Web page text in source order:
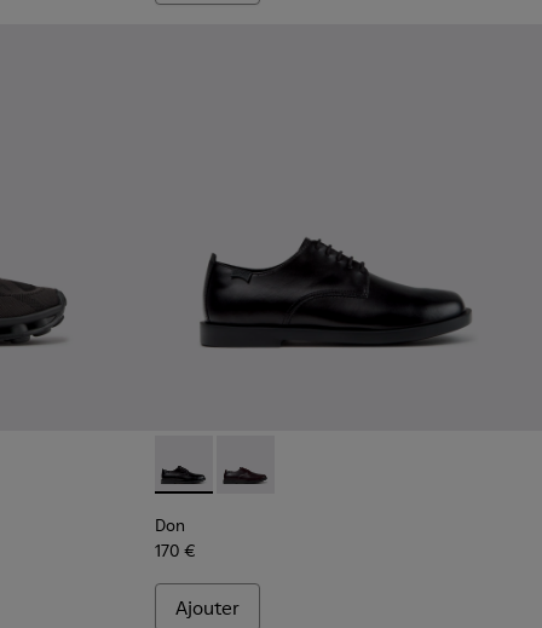
004
- K101114-002
Twins - K101114-001
noires en matières techniques recyclées pour homme.
011 - Baskets bleues en matières techniques recyclées pour
010
- K101109-007 - Baskets marron en matières techniques
Don - K101140-001 - Chaussures en cuir
Don - K101140-003
Don
170 €
Ajouter